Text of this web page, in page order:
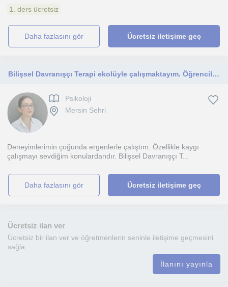
1. ders ücretsiz
daha fazlasını gör Ücretsiz iletişime geç
Bilişsel Davranışçı Terapi ekolüyle çalışmaktayım. Öğrencilerle çoğunlukla kaygı üzerinde çalıştım.
Psikoloji
Mersin Sehri
Deneyimlerimin çoğunda ergenlerle çalıştım. Özellikle kaygı
çalışmayı sevdiğim konulardandır. Bilişsel Davranışçı T...
daha fazlasını gör Ücretsiz iletişime geç
Ücretsiz ilan ver
Ücretsiz bir ilan ver ve öğretmenlerin seninle iletişime geçmesini
sağla
İlanını yayınla